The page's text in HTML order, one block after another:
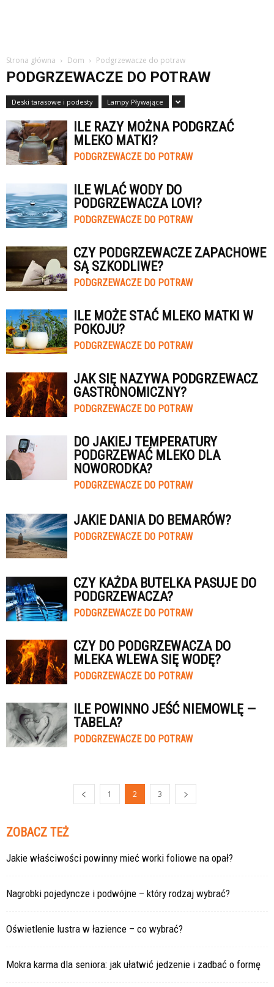
Strona główna Dom Podgrzewacze do potraw
PODGRZEWACZE DO POTRAW
Deski tarasowe i podesty Lampy Pływające
ILE RAZY MOŻNA PODGRZAĆ
MLEKO MATKI?
PODGRZEWACZE DO POTRAW
ILE WLAĆ WODY DO
PODGRZEWACZA LOVI?
PODGRZEWACZE DO POTRAW
CZY PODGRZEWACZE ZAPACHOWE
SĄ SZKODLIWE?
PODGRZEWACZE DO POTRAW
ILE MOŻE STAĆ MLEKO MATKI W
POKOJU?
PODGRZEWACZE DO POTRAW
JAK SIĘ NAZYWA PODGRZEWACZ
GASTRONOMICZNY?
PODGRZEWACZE DO POTRAW
DO JAKIEJ TEMPERATURY
PODGRZEWAĆ MLEKO DLA
NOWORODKA?
PODGRZEWACZE DO POTRAW
JAKIE DANIA DO BEMARÓW?
PODGRZEWACZE DO POTRAW
CZY KAŻDA BUTELKA PASUJE DO
PODGRZEWACZA?
PODGRZEWACZE DO POTRAW
CZY DO PODGRZEWACZA DO
MLEKA WLEWA SIĘ WODĘ?
PODGRZEWACZE DO POTRAW
ILE POWINNO JEŚĆ NIEMOWLĘ —
TABELA?
PODGRZEWACZE DO POTRAW
1 2 3
ZOBACZ TEŻ
Jakie właściwości powinny mieć worki foliowe na opał?
Nagrobki pojedyncze i podwójne – który rodzaj wybrać?
Oświetlenie lustra w łazience – co wybrać?
Mokra karma dla seniora: jak ułatwić jedzenie i zadbać o formę